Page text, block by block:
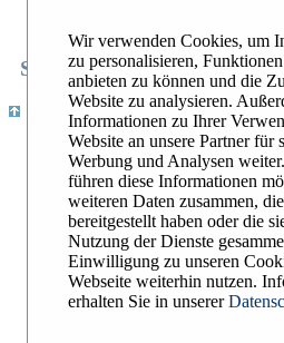
Search | Recent Topics |
Register/Login|Desktop view
Widerrufsbelehrung
AGB
Impressum
Datenschutzerklärung
Wir verwenden Cookies, um
zu personalisieren,
anbieten zu können und die
Website zu analysieren.
Informationen zu Ihrer
Website an unsere Partner für
Werbung und Analysen
führen diese Informationen
weiteren Daten zusammen,
bereitgestellt haben oder die
Nutzung der Dienste
Einwilligung zu unseren
Webseite weiterhin nutzen.
erhalten Sie in unserer